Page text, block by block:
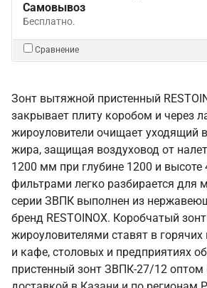
Самовывоз
Бесплатно.
Сравнение
Зонт вытяжной пристенный
закрывает плиту коробом и через
жироуловители очищает уходящий
жира, защищая воздуховод от
1200 мм при глубине 1200 и
фильтрами легко разбирается для
серии ЗВПК выполнен из
бренд RESTOINOX. Коробчатый
жироуловителями ставят в горячих
и кафе, столовых и предприятиях
пристенный зонт ЗВПК-27/12 оптом